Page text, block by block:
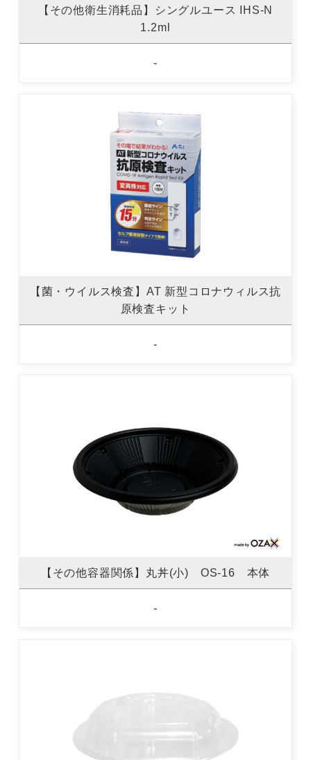
【その他衛生消耗品】シングルユース IHS-N
1.2ml
-
【菌・ウイルス検査】AT 新型コロナウィルス抗
原検査キット
-
【その他容器関係】丸丼(小) OS-16 本体
-